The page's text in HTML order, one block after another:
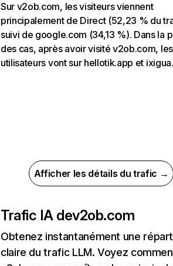
Sur v2ob.com, les visiteurs viennent
principalement de Direct (52,23 % du
suivi de google.com (34,13 %). Dans la
des cas, après avoir visité v2ob.com, les
utilisateurs vont sur hellotik.app et
Afficher les détails du trafic →
Trafic IA dev2ob.com
Obtenez instantanément une
claire du trafic LLM. Voyez